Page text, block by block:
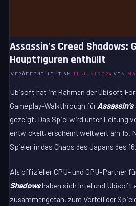
Assassin’s Creed Shadows:
Hauptfiguren enthüllt
VERÖFFENTLICHT AM 11. JUNI 2024 VON
Ubisoft hat im Rahmen der Ubisoft
Gameplay-Walkthrough für
gezeigt, Das Spiel wird unter Leitung
entwickelt, erscheint weltweit am 15.
Spieler in das Chaos des Japans des
Als offizieller CPU- und GPU-Partner
Shadowshaben sich Intel und Ubisoft
zusammengetan, zum Vorteil der